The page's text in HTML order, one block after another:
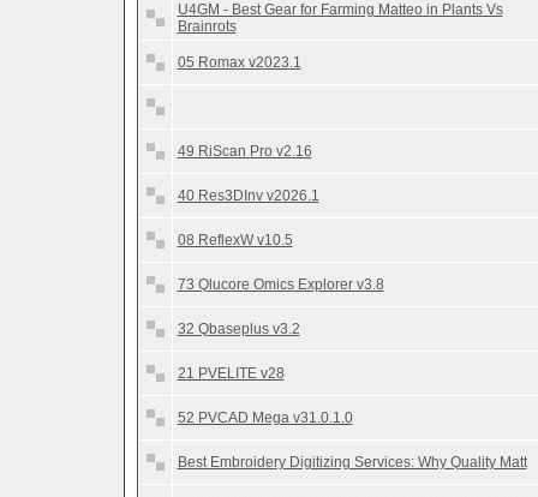
U4GM - Best Gear for Farming Matteo in Plants Vs
Brainrots
05 Romax v2023.1
49 RiScan Pro v2.16
40 Res3DInv v2026.1
08 ReflexW v10.5
73 Qlucore Omics Explorer v3.8
32 Qbaseplus v3.2
21 PVELITE v28
52 PVCAD Mega v31.0.1.0
Best Embroidery Digitizing Services: Why Quality Matt